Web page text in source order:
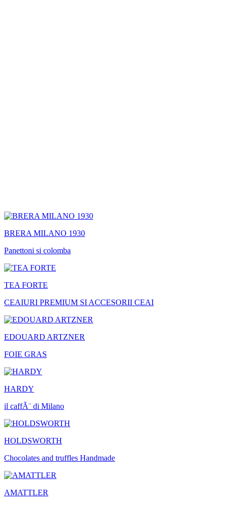
BRERA MILANO 1930
Panettoni si colomba
TEA FORTE
CEAIURI PREMIUM SI ACCESORII CEAI
EDOUARD ARTZNER
FOIE GRAS
HARDY
il caffÃ¨ di Milano
HOLDSWORTH
Chocolates and truffles Handmade
AMATTLER